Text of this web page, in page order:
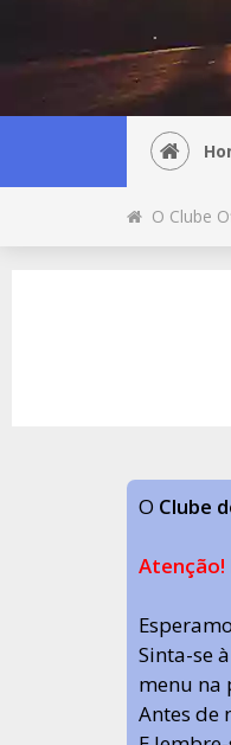
O Clube
O Clube
Atenção!
Sinta-se
menu na
Antes de